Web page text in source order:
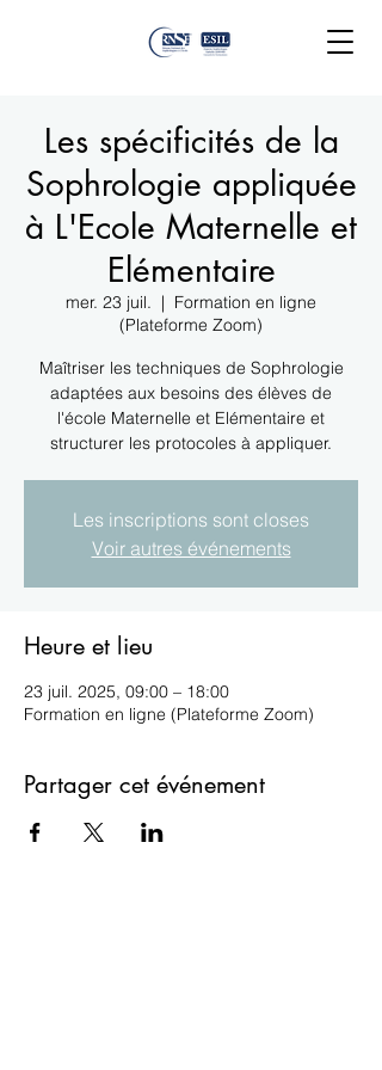
Les spécificités de la
Sophrologie appliquée
à L'Ecole Maternelle et
Elémentaire
mer. 23 juil.
  |
Formation en ligne
(Plateforme Zoom)
Maîtriser les techniques de Sophrologie
adaptées aux besoins des élèves de
l'école Maternelle et Elémentaire et
structurer les protocoles à appliquer.
Les inscriptions sont closes
Voir autres événements
Heure et lieu
23 juil. 2025, 09:00 – 18:00
Formation en ligne (Plateforme Zoom)
Partager cet événement